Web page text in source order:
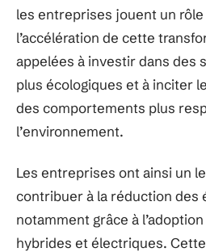
les entreprises jouent un rôle
l’accélération de cette
appelées à investir dans des
plus écologiques et à inciter
des comportements plus
l’environnement.
Les entreprises ont ainsi un
contribuer à la réduction des
notamment grâce à
hybrides et électriques.